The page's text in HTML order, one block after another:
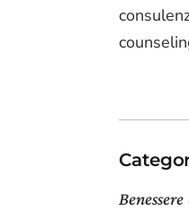
Benessere